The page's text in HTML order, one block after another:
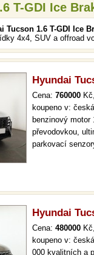
T-GDI Ice
Tucson 1.6 T-GDI Ice
4x4, SUV a offroad
Hyundai
Cena: 760000
koupeno v:
benzinový
převodovkou,
parkovací
udržení jízdy v
Hyundai
Cena: 480000
koupeno v:
000 kvalitních a